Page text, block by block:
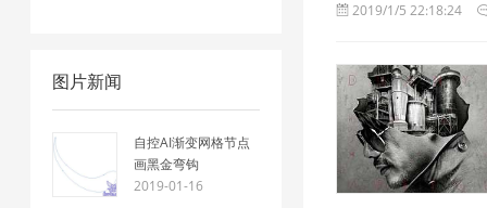
图片新闻
自控AI渐变网格节点
画黑金弯钩
2019-01-16
2019/1/5 22:18:24